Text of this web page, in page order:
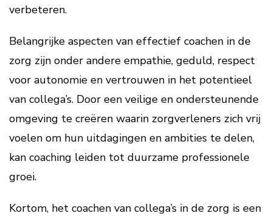
verbeteren.
Belangrijke aspecten van effectief coachen in de
zorg zijn onder andere empathie, geduld, respect
voor autonomie en vertrouwen in het potentieel
van collega’s. Door een veilige en ondersteunende
omgeving te creëren waarin zorgverleners zich vrij
voelen om hun uitdagingen en ambities te delen,
kan coaching leiden tot duurzame professionele
groei.
Kortom, het coachen van collega’s in de zorg is een